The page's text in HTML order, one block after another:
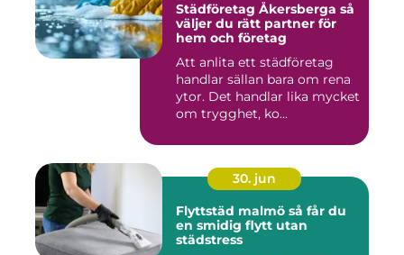
Städföretag Åkersberga så
väljer du rätt partner för
hem och företag
Att anlita ett städföretag
handlar sällan bara om rena
ytor. Det handlar lika mycket
om trygghet, ko...
30. jun
Flyttstäd malmö så får du
en smidig flytt utan
städstress